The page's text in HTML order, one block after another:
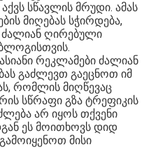
სწავლის მრუდი. ამას
მიღებას სჭირდება,
ძალიან ღირებული
რეკლამები ძალიან
გაძლევთ გაეცნოთ იმ
რომლის მიღწევაც
სწრაფი გზა ტრეფიკის
არ იყოს თქვენი
ეს მოითხოვს დიდ
მისი